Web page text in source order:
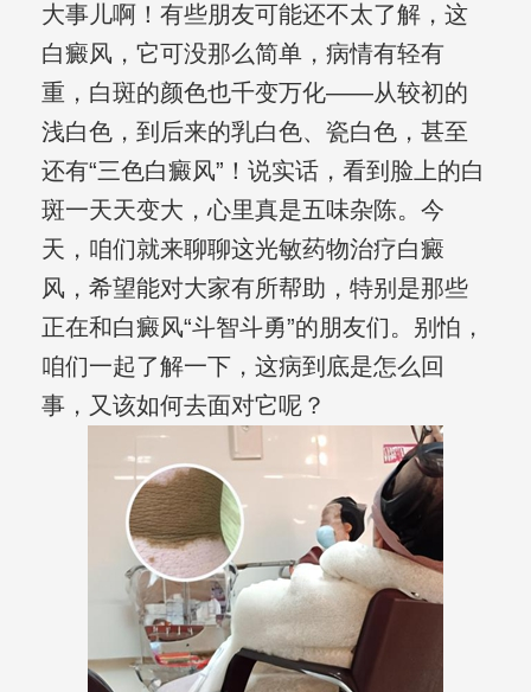
大事儿啊！有些朋友可能还不太了解，这
白癜风，它可没那么简单，病情有轻有
重，白斑的颜色也千变万化——从较初的
浅白色，到后来的乳白色、瓷白色，甚至
还有“三色白癜风”！说实话，看到脸上的白
斑一天天变大，心里真是五味杂陈。今
天，咱们就来聊聊这光敏药物治疗白癜
风，希望能对大家有所帮助，特别是那些
正在和白癜风“斗智斗勇”的朋友们。别怕，
咱们一起了解一下，这病到底是怎么回
事，又该如何去面对它呢？